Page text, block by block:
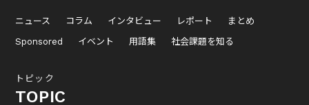
ニュース コラム インタビュー レポート
まとめ
Sponsored
イベント 用語集 社会課題を知る
トピック
TOPIC